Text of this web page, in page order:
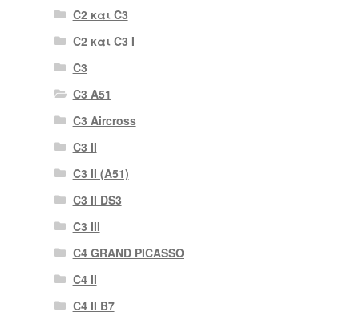
C2 και C3
C2 και C3 I
C3
C3 A51
C3 Aircross
C3 II
C3 II (A51)
C3 II DS3
C3 III
C4 GRAND PICASSO
C4 II
C4 II B7